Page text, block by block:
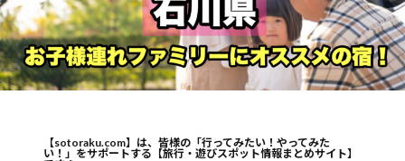
【sotoraku.com】は、皆様の「行ってみたい！やってみた
い！」をサポートする【旅行・遊びスポット情報まとめサイト】